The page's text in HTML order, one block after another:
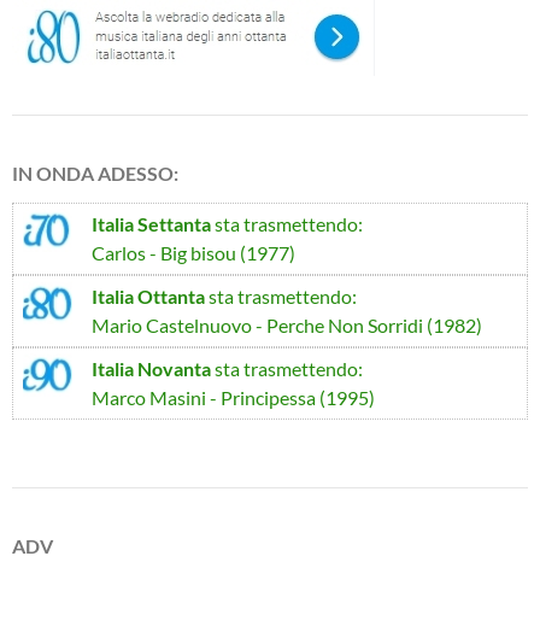
IN ONDA ADESSO:
Italia Settantasta trasmettendo:
Carlos - Big bisou (1977)
Italia Ottantasta trasmettendo:
Mario Castelnuovo - Perche Non Sorridi (1982)
Italia Novantasta trasmettendo:
Marco Masini - Principessa (1995)
ADV